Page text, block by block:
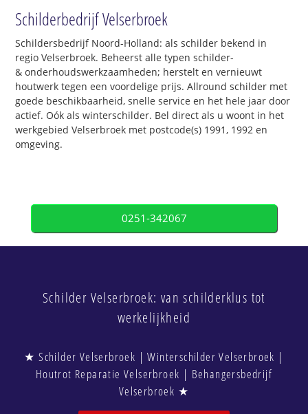
Schilderbedrijf Velserbroek
Schildersbedrijf Noord-Holland: als schilder bekend in
regio Velserbroek. Beheerst alle typen schilder-
& onderhoudswerkzaamheden; herstelt en vernieuwt
houtwerk tegen een voordelige prijs. Allround schilder met
goede beschikbaarheid, snelle service en het hele jaar door
actief. Oók als winterschilder. Bel direct als u woont in het
werkgebied Velserbroek met postcode(s) 1991, 1992 en
omgeving.
0251-342067
Schilder Velserbroek: van schilderklus tot
werkelijkheid
★ Schilder Velserbroek | Winterschilder Velserbroek |
Houtrot Reparatie Velserbroek | Behangersbedrijf
Velserbroek ★